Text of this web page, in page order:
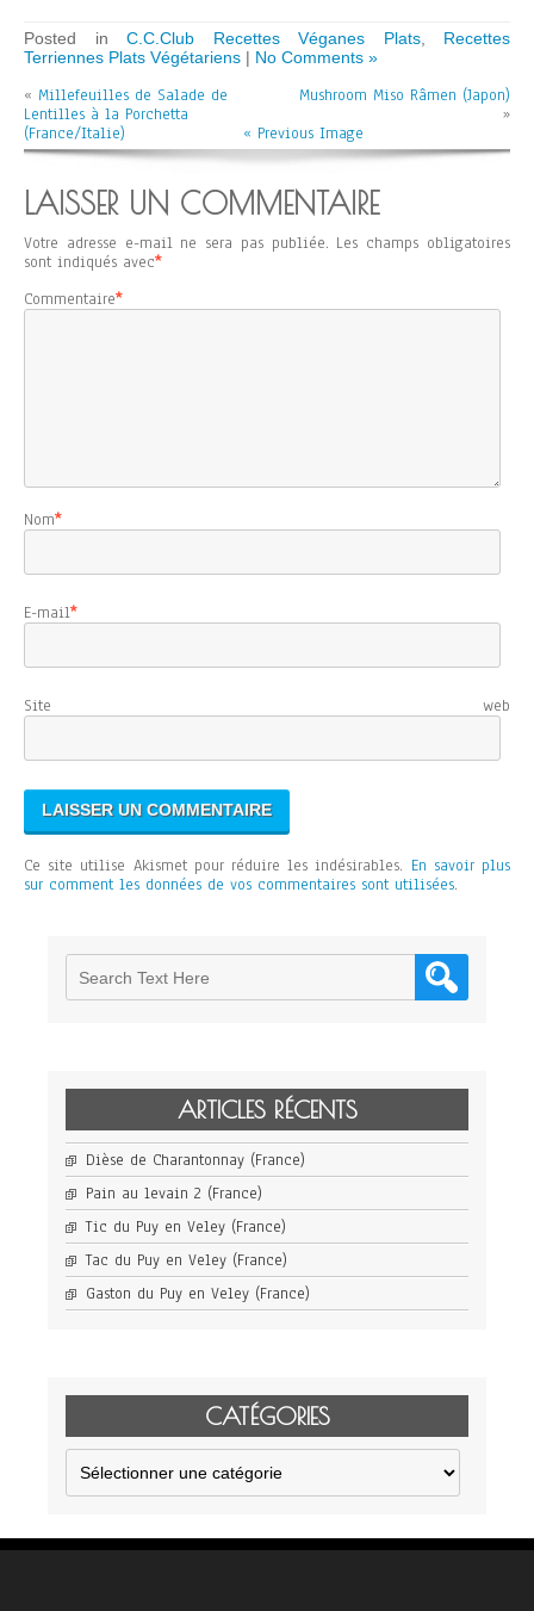
Posted in C.C.Club Recettes Véganes Plats, Recettes
Terriennes Plats Végétariens | No Comments »
« Millefeuilles de Salade de
Lentilles à la Porchetta
(France/Italie)
Mushroom Miso Râmen (Japon)
»
« Previous Image
LAISSER UN COMMENTAIRE
Votre adresse e-mail ne sera pas publiée. Les champs obligatoires
sont indiqués avec*
Commentaire*
Nom*
E-mail*
Site web
Ce site utilise Akismet pour réduire les indésirables. En savoir plus
sur comment les données de vos commentaires sont utilisées.
ARTICLES RÉCENTS
Dièse de Charantonnay (France)
Pain au levain 2 (France)
Tic du Puy en Veley (France)
Tac du Puy en Veley (France)
Gaston du Puy en Veley (France)
CATÉGORIES
Catégories